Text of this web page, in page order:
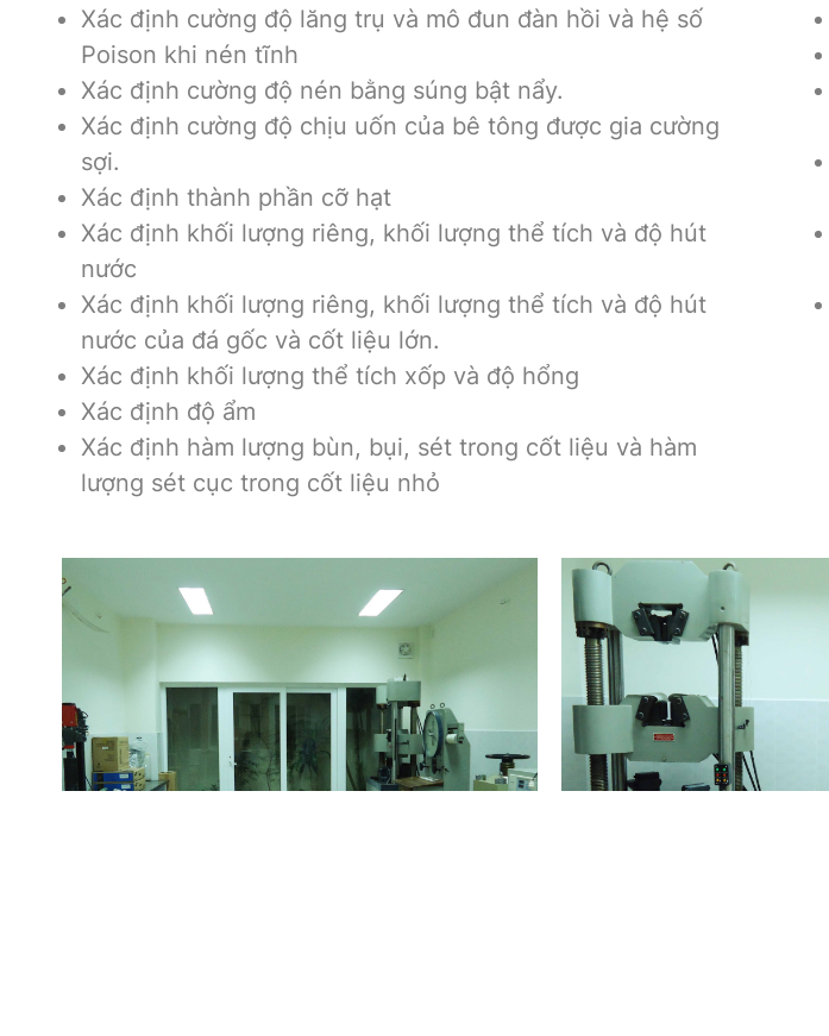
Xác định cường độ lăng trụ và mô đun đàn hồi và hệ số
Poison khi nén tĩnh
Xác định cường độ nén bằng súng bật nẩy.
Xác định cường độ chịu uốn của bê tông được gia cường
sợi.
Xác định thành phần cỡ hạt
Xác định khối lượng riêng, khối lượng thể tích và độ hút
nước
Xác định khối lượng riêng, khối lượng thể tích và độ hút
nước của đá gốc và cốt liệu lớn.
Xác định khối lượng thể tích xốp và độ hổng
Xác định độ ẩm
Xác định hàm lượng bùn, bụi, sét trong cốt liệu và hàm
lượng sét cục trong cốt liệu nhỏ